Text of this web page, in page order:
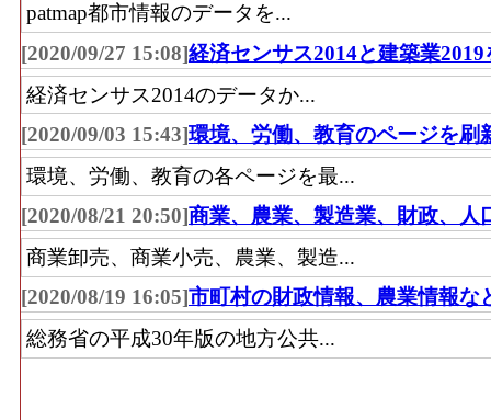
patmap都市情報のデータを...
[2020/09/27 15:08]経済センサス2014と建築業2019
経済センサス2014のデータか...
[2020/09/03 15:43]環境、労働、教育のページを刷
環境、労働、教育の各ページを最...
[2020/08/21 20:50]商業、農業、製造業、財政、人
商業卸売、商業小売、農業、製造...
[2020/08/19 16:05]市町村の財政情報、農業情報な
総務省の平成30年版の地方公共...